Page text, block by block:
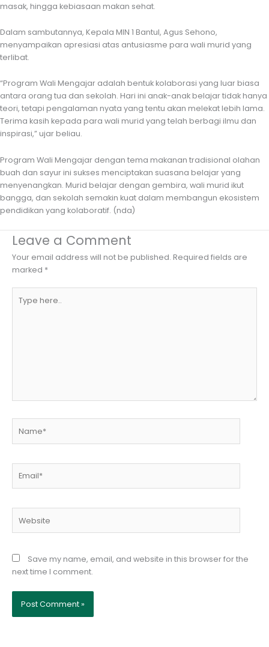
masak, hingga kebiasaan makan sehat.
Dalam sambutannya, Kepala MIN 1 Bantul, Agus Sehono,
menyampaikan apresiasi atas antusiasme para wali murid yang
terlibat.
“Program Wali Mengajar adalah bentuk kolaborasi yang luar biasa
antara orang tua dan sekolah. Hari ini anak-anak belajar tidak hanya
teori, tetapi pengalaman nyata yang tentu akan melekat lebih lama.
Terima kasih kepada para wali murid yang telah berbagi ilmu dan
inspirasi,” ujar beliau.
Program Wali Mengajar dengan tema makanan tradisional olahan
buah dan sayur ini sukses menciptakan suasana belajar yang
menyenangkan. Murid belajar dengan gembira, wali murid ikut
bangga, dan sekolah semakin kuat dalam membangun ekosistem
pendidikan yang kolaboratif. (nda)
Leave a Comment
Your email address will not be published. Required fields are
marked *
here..
Save my name, email, and website in this browser for the
next time I comment.